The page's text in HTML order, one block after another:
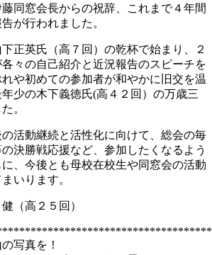
同窓会長からの祝辞、これまで４年間
が行われました。
正英氏（高７回）の乾杯で始まり、２
々の自己紹介と近況報告のスピーチを
や初めての参加者が和やかに旧交を温
少の木下義徳氏(高４２回）の万歳三
。
活動継続と活性化に向けて、総会の毎
決勝戦応援など、参加したくなるよう
、今後とも母校在校生や同窓会の活動
いります。
（高２５回）
写真を！